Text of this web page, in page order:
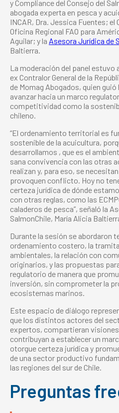
y Compliance del Consejo del
abogada experta en pesca y
INCAR, Dra. Jessica Fuentes; el
Oficina Regional FAO para
Aguilar; y la Asesora Jurídica de
Baltierra.
La moderación del panel estuvo
ex Contralor General de la
de Momag Abogados, quien
avanzar hacia un marco
competitividad como la
chileno.
“El ordenamiento territorial es
sostenible de la acuicultura,
desarrollamos , que es el
sana convivencia con las otras
realizan y, para eso, se
provoquen conflicto. Hoy no
certeza jurídica de dónde
con otras reglas, como las
caladeros de pesca”, señaló la
SalmonChile, María Alicia
Durante la sesión se abordaron
ordenamiento costero, la
ambientales, la relación con
originarios, y las propuestas
regulatorio de manera que
inversión, sin comprometer la
ecosistemas marinos.
Este espacio de diálogo
que los distintos actores del
expertos, compartieran
contribuyan a establecer un
otorgue certeza jurídica y
de una sector productivo
las regiones del sur de Chile.
Preguntas